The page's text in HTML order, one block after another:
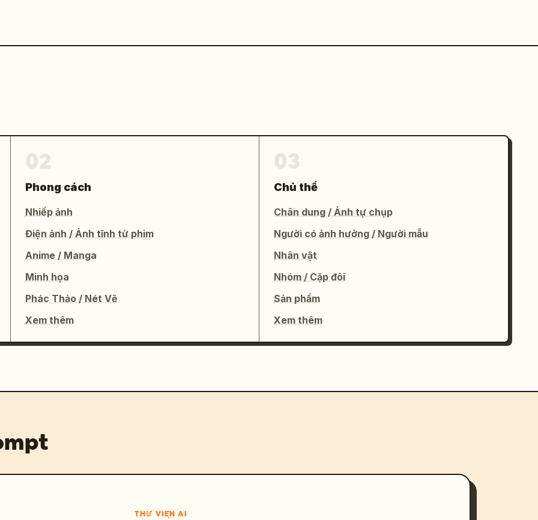
Phong cách
Nhiếp ảnh
Điện ảnh / Ảnh tĩnh từ phim
Anime / Manga
Minh họa
Phác Thảo / Nét Vẽ
Xem thêm
Chủ thể
Chân dung / Ảnh tự chụp
Người có ảnh hưởng / Người mẫu
Nhân vật
Nhóm / Cặp đôi
Sản phẩm
Xem thêm
THƯ VIỆN AI